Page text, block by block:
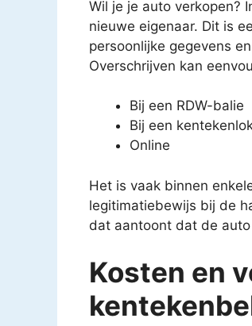
Wil je je auto verkopen?
nieuwe eigenaar. Dit is
persoonlijke gegevens
Overschrijven kan
Bij een RDW-balie
Bij een
Online
Het is vaak binnen
legitimatiebewijs bij de
dat aantoont dat de
Kosten en